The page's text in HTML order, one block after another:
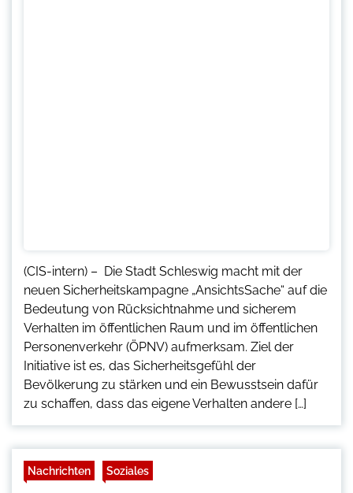
(CIS-intern) – Die Stadt Schleswig macht mit der
neuen Sicherheitskampagne „AnsichtsSache“ auf die
Bedeutung von Rücksichtnahme und sicherem
Verhalten im öffentlichen Raum und im öffentlichen
Personenverkehr (ÖPNV) aufmerksam. Ziel der
Initiative ist es, das Sicherheitsgefühl der
Bevölkerung zu stärken und ein Bewusstsein dafür
zu schaffen, dass das eigene Verhalten andere […]
Nachrichten Soziales